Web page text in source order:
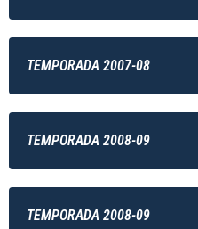
TEMPORADA 2007-08
TEMPORADA 2008-09
TEMPORADA 2008-09